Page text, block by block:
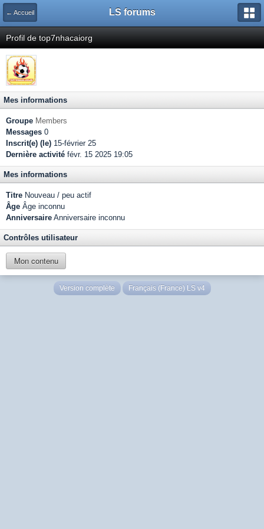
← Accueil LS forums
Profil de top7nhacaiorg
Mes informations
Groupe Members
Messages 0
Inscrit(e) (le) 15-février 25
Dernière activité févr. 15 2025 19:05
Mes informations
Titre Nouveau / peu actif
Âge Âge inconnu
Anniversaire Anniversaire inconnu
Contrôles utilisateur
Mon contenu
Version complète Français (France) LS v4